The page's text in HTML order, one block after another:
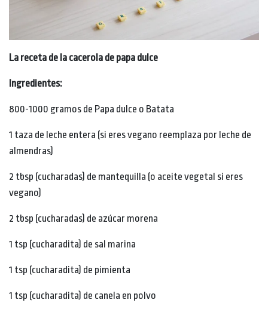
La receta de la cacerola de papa dulce
Ingredientes:
800-1000 gramos de Papa dulce o Batata
1 taza de leche entera (si eres vegano reemplaza por leche de
almendras)
2 tbsp (cucharadas) de mantequilla (o aceite vegetal si eres
vegano)
2 tbsp (cucharadas) de azúcar morena
1 tsp (cucharadita) de sal marina
1 tsp (cucharadita) de pimienta
1 tsp (cucharadita) de canela en polvo